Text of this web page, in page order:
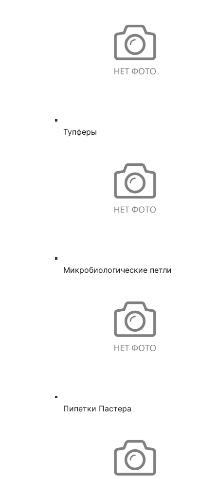
Тупферы
Микробиологические петли
Пипетки Пастера